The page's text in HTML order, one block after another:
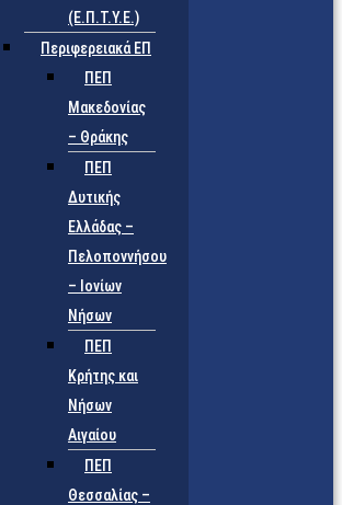
(Ε.Π.Τ.Υ.Ε.)
Περιφερειακά ΕΠ
ΠΕΠ
Μακεδονίας
– Θράκης
ΠΕΠ
Δυτικής
Ελλάδας –
Πελοποννήσου
– Ιονίων
Νήσων
ΠΕΠ
Κρήτης και
Νήσων
Αιγαίου
ΠΕΠ
Θεσσαλίας –